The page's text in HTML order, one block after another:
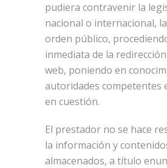
pudiera contravenir la
nacional o internacional,
orden público,
inmediata de la
web, poniendo en
autoridades competentes
en cuestión.
El prestador no se hace
la información y
almacenados, a título